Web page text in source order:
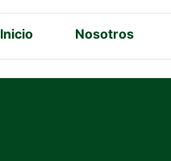
Inicio Nosotros